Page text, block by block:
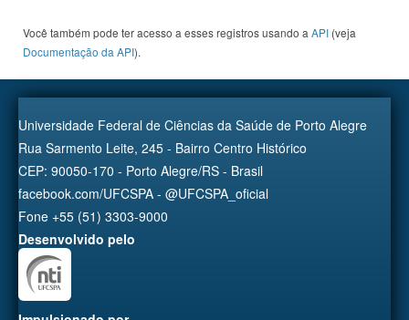
Você também pode ter acesso a esses registros usando a API (veja
Documentação da API).
Universidade Federal de Ciências da Saúde de Porto Alegre
Rua Sarmento Leite, 245 - Bairro Centro Histórico
CEP: 90050-170 - Porto Alegre/RS - Brasil
facebook.com/UFCSPA - @UFCSPA_oficial
Fone +55 (51) 3303-9000
Desenvolvido pelo